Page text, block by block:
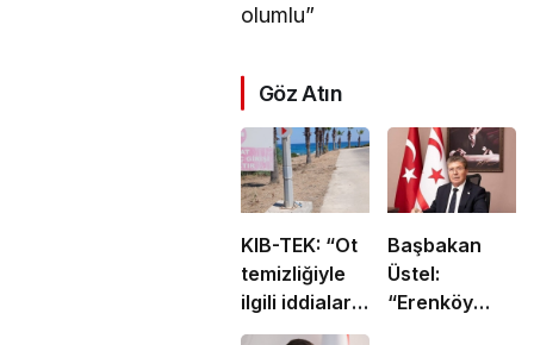
olumlu”
Göz Atın
KIB-TEK: “Ot
temizliğiyle
ilgili iddialar
doğru değil”
Başbakan
Üstel:
“Erenköy